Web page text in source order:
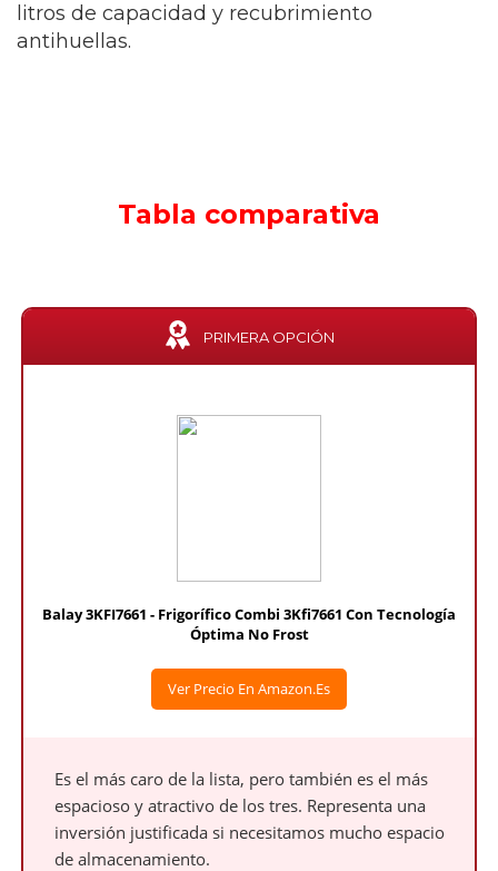
litros de capacidad y recubrimiento
antihuellas.
Tabla comparativa
PRIMERA OPCIÓN
Balay 3KFI7661 - Frigorífico Combi 3Kfi7661 Con Tecnología
Óptima No Frost
Ver Precio En Amazon.es
Es el más caro de la lista, pero también es el más
espacioso y atractivo de los tres. Representa una
inversión justificada si necesitamos mucho espacio
de almacenamiento.